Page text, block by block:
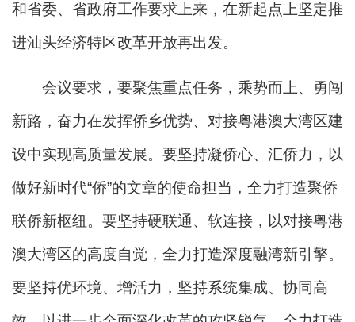
和省委、省政府工作要求上来，在新起点上坚定推
进汕头经济特区改革开放再出发。
会议要求，要聚焦重点任务，乘势而上、勇闯
新路，奋力在发挥侨乡优势、对接粤港澳大湾区建
设中实现高质量发展。要坚持凝侨心、汇侨力，以
做好新时代“侨”的文章的使命担当，全力打造聚侨
联侨新枢纽。要坚持硬联通、软连接，以对接粤港
澳大湾区的高度自觉，全力打造深度融湾新引擎。
要坚持优环境、增活力，坚持系统集成、协同高